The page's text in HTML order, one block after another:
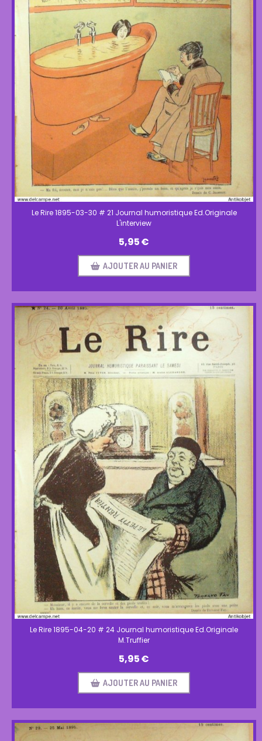
Le Rire 1895-03-30 # 21 Journal humoristique Ed.Originale
L'interview
5,95€
AJOUTER AU PANIER
Le Rire 1895-04-20 # 24 Journal humoristique Ed.Originale
M.Truffier
5,95€
AJOUTER AU PANIER